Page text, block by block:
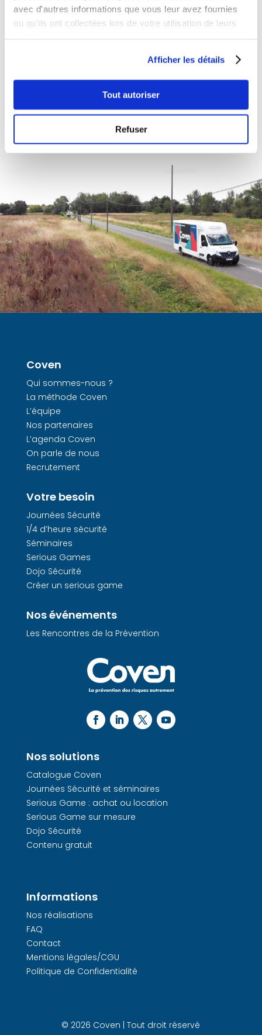
avec d'autres informations que vous leur avez fournies
ou qu'ils ont collectées lors de votre utilisation de leurs
Afficher les détails
Tout autoriser
Refuser
NOS RÉFÉRENCES
Coven
Qui sommes-nous ?
La méthode Coven
L’équipe
Nos partenaires
L’agenda Coven
On parle de nous
Recrutement
Votre besoin
Journées Sécurité
1/4 d’heure sécurité
Séminaires
Serious Games
Dojo Sécurité
Créer un serious game
Nos événements
Les Rencontres de la Prévention
Nos solutions
Catalogue Coven
Journées Sécurité et séminaires
Serious Game : achat ou location
Serious Game sur mesure
Dojo Sécurité
Contenu gratuit
Informations
Nos réalisations
FAQ
Contact
Mentions légales/CGU
Politique de Confidentialité
© 2026 Coven | Tout droit réservé